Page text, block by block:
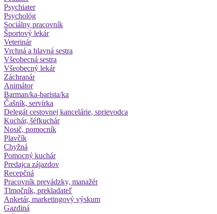
Psychiater
Psychológ
Sociálny pracovník
Športový lekár
Veterinár
Vrchná a hlavná sestra
Všeobecná sestra
Všeobecný lekár
Záchranár
Animátor
Barman/ka-barista/ka
Čašník, servírka
Delegát cestovnej kancelárie, sprievodca
Kuchár, šéfkuchár
Nosič, pomocník
Plavčík
Chyžná
Pomocný kuchár
Predajca zájazdov
Recepčná
Pracovník prevádzky, manažér
Tlmočník, prekladateľ
Anketár, marketingový výskum
Gazdiná